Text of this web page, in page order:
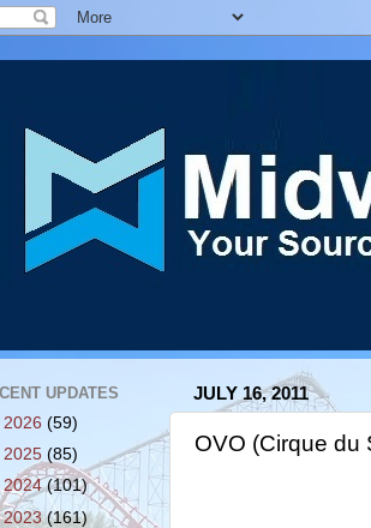
JULY 16, 2011
OVO (Cirque du
UPDATES
2026 (59)
2025 (85)
2024(101)
2023(161)